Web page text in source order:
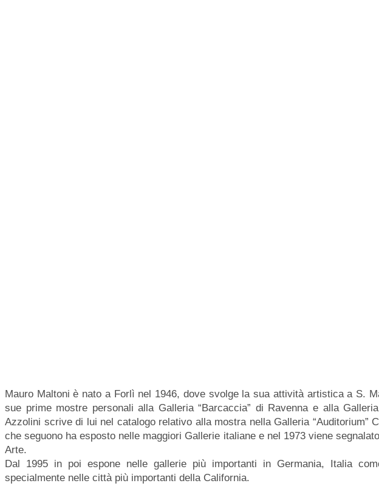
Mauro Maltoni è nato a Forlì nel 1946, dove svolge la sua attività artistica a S.
sue prime mostre personali alla Galleria “Barcaccia” di Ravenna e alla
Azzolini scrive di lui nel catalogo relativo alla mostra nella Galleria “Auditorium”
che seguono ha esposto nelle maggiori Gallerie italiane e nel 1973 viene
Arte.
Dal 1995 in poi espone nelle gallerie più importanti in Germania, Italia
specialmente nelle città più importanti della California.